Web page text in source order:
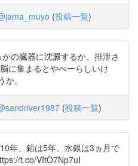
(投稿一覧)
の臓器に沈澱するか、排泄さ
に集まるとやべーらしいけ
。
(投稿一覧)
年、鉛は5年、水銀は3ヵ月で
t.co/VItO7Np7uI